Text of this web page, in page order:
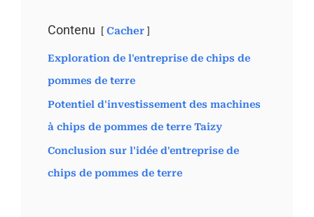
Contenu Cacher
Exploration de l'entreprise de chips de
pommes de terre
Potentiel d'investissement des machines
à chips de pommes de terre Taizy
Conclusion sur l'idée d'entreprise de
chips de pommes de terre